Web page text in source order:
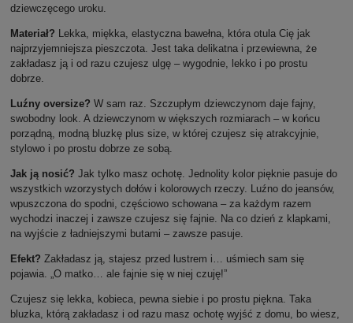
dziewczęcego uroku.
Materiał? Lekka, miękka, elastyczna bawełna, która otula Cię jak
najprzyjemniejsza pieszczota. Jest taka delikatna i przewiewna, że
zakładasz ją i od razu czujesz ulgę – wygodnie, lekko i po prostu
dobrze.
Luźny oversize? W sam raz. Szczupłym dziewczynom daje fajny,
swobodny look. A dziewczynom w większych rozmiarach – w końcu
porządną, modną bluzkę plus size, w której czujesz się atrakcyjnie,
stylowo i po prostu dobrze ze sobą.
Jak ją nosić? Jak tylko masz ochotę. Jednolity kolor pięknie pasuje do
wszystkich wzorzystych dołów i kolorowych rzeczy. Luźno do jeansów,
wpuszczona do spodni, częściowo schowana – za każdym razem
wychodzi inaczej i zawsze czujesz się fajnie. Na co dzień z klapkami,
na wyjście z ładniejszymi butami – zawsze pasuje.
Efekt? Zakładasz ją, stajesz przed lustrem i… uśmiech sam się
pojawia. „O matko… ale fajnie się w niej czuję!”
Czujesz się lekka, kobieca, pewna siebie i po prostu piękna. Taka
bluzka, którą zakładasz i od razu masz ochotę wyjść z domu, bo wiesz,